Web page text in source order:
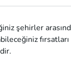
şehirler